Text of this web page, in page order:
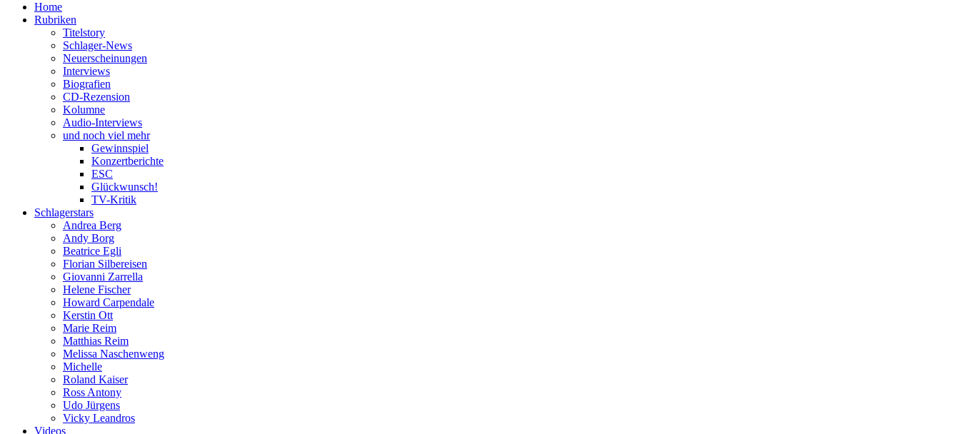
Home
Rubriken
Titelstory
Schlager-News
Neuerscheinungen
Interviews
Biografien
CD-Rezension
Kolumne
Audio-Interviews
und noch viel mehr
Gewinnspiel
Konzertberichte
ESC
Glückwunsch!
TV-Kritik
Schlagerstars
Andrea Berg
Andy Borg
Beatrice Egli
Florian Silbereisen
Giovanni Zarrella
Helene Fischer
Howard Carpendale
Kerstin Ott
Marie Reim
Matthias Reim
Melissa Naschenweng
Michelle
Roland Kaiser
Ross Antony
Udo Jürgens
Vicky Leandros
Videos